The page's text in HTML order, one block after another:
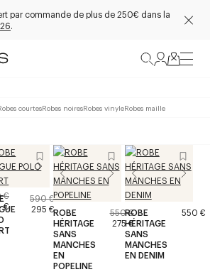
par commande de plus de 250€ dans la
.
courtesRobes noiresRobes vinyleRobes maille
€
€
590 €
295 €ROBE
HÉRITAGE
SANS
MANCHES
EN
POPELINE
550 €
275 €
ROBE
HÉRITAGE
SANS
MANCHES
EN DENIM
550 €